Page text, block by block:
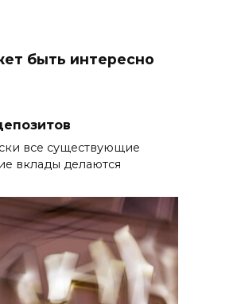
быть интересно
все существующие
вклады делаются